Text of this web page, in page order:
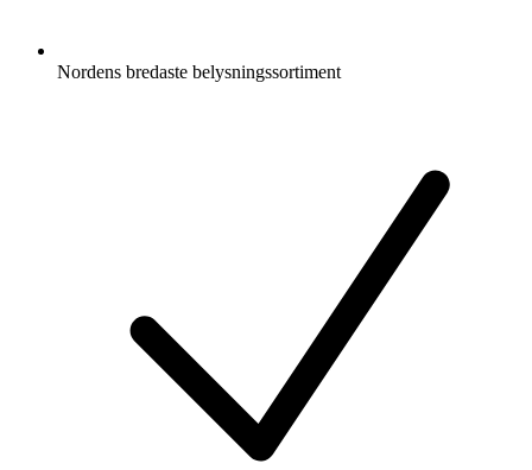
Nordens bredaste belysningssortiment